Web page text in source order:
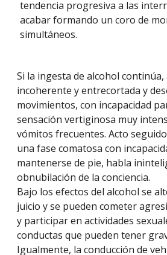
tendencia progresiva a las
acabar formando un coro de
simultáneos.
Si la ingesta de alcohol
incoherente y entrecortada y
movimientos, con incapacidad
sensación vertiginosa muy
vómitos frecuentes. Acto
una fase comatosa con
mantenerse de pie, habla
obnubilación de la conciencia.
Bajo los efectos del alcohol se
juicio y se pueden cometer
y participar en actividades
conductas que pueden tener
Igualmente, la conducción de